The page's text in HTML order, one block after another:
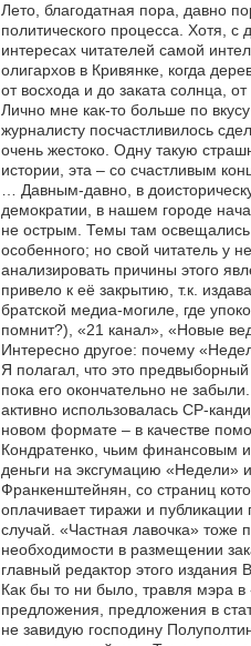
Лето, благодатная пора, давно
политического процесса. Хотя,
интересах читателей самой
олигархов в Кривянке, когда
от восхода и до заката солнца,
Лично мне как-то больше по
журналисту посчастливилось
очень жестоко. Одну такую
истории, эта – со счастливым
… Давным-давно, в
демократии, в нашем городе
не острым. Темы там освещались
особенного; но свой читатель у
анализировать причины этого
привело к её закрытию, т.к.
братской медиа-могиле, где
помнит?), «21 канал», «Новые
Интересно другое: почему
Я полагал, что это
пока его окончательно не
активно использовалась СР-
новом формате – в качестве
Кондратенко, чьим финансовым
деньги на эксгумацию «Недели»
Франкенштейнян, со страниц
оплачивает тиражи и публикации
случай. «Частная лавочка» тоже
необходимости в размещении
главный редактор этого
Как бы то ни было, травля мэра
предложения, предложения в
не завидую господину